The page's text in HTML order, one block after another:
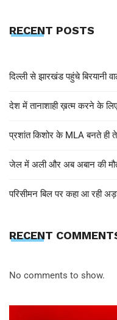
RECENT POSTS
दिल्ली से झारखंड पहुंचे बिरयानी
देश में तानाशाही ख़त्म करने के
प्रशांत किशोर के MLA बनते ही
जेल में अली और अब अबान की
परिसीमन बिल पर कहा आ रही
RECENT
No comments to show.